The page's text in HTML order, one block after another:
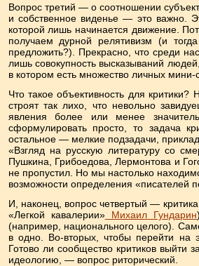
Вопрос третий — о соотношении
и собственное виденье — это важно.
которой лишь начинается движение.
получаем дурной релятивизм (и
предложить?). Прекрасно, что среди
лишь совокупность высказываний
в котором есть множество личных
Что такое объективность для
строят так лихо, что невольно
явления более или менее
сформулировать просто, то задача
остальное — мелкие подзадачи,
«Взгляд на русскую литературу со
Пушкина, Грибоедова, Лермонтова и
не пропустил. Но мы настолько
возможности определения «писателей
И, наконец, вопрос четвертый —
«Легкой кавалерии»Михаил Гундарин
(например, национального целого).
в одно. Во-вторых, чтобы перейти на
Готово ли сообщество критиков выйти
идеологию, — вопрос риторический.